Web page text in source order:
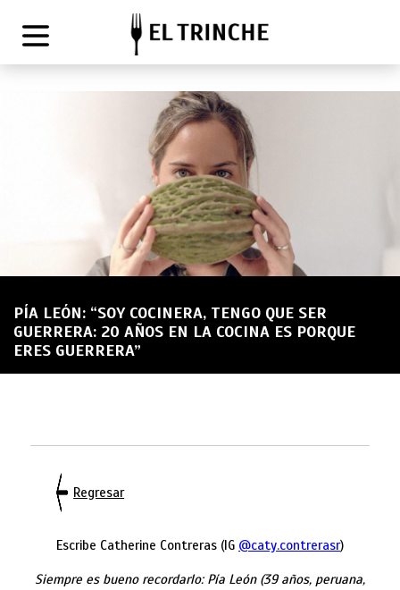
PÍA LEÓN: “SOY COCINERA, TENGO QUE SER
GUERRERA: 20 AÑOS EN LA COCINA ES PORQUE
ERES GUERRERA”
Regresar
Escribe Catherine Contreras (IG @caty.contrerasr)
Siempre es bueno recordarlo: Pía León (39 años, peruana,